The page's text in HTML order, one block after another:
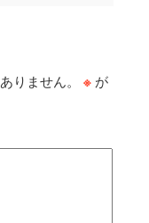
りません。 ※ が